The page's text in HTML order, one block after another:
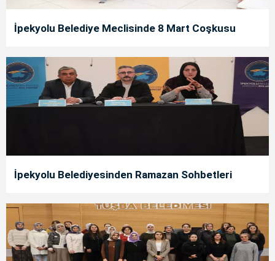
İpekyolu Belediye Meclisinde 8 Mart Coşkusu
İpekyolu Belediyesinden Ramazan Sohbetleri